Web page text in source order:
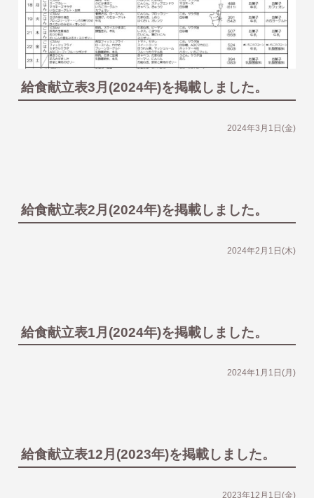
給食献立表3月(2024年)を掲載しました。
2024年3月1日(金)
給食献立表2月(2024年)を掲載しました。
2024年2月1日(木)
給食献立表1月(2024年)を掲載しました。
2024年1月1日(月)
給食献立表12月(2023年)を掲載しました。
2023年12月1日(金)